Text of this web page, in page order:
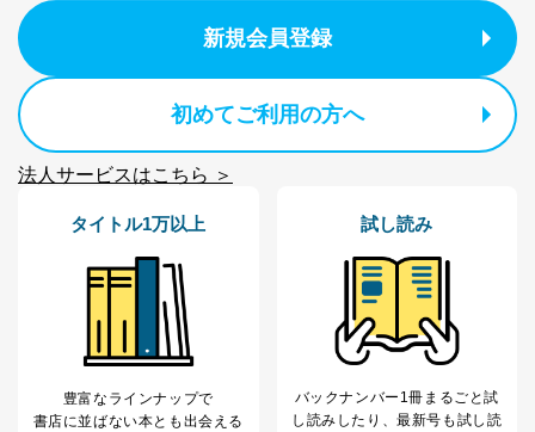
株式会社富士山マガジンサービス
個人情報の取扱いについて
当社は以下の個人情報保護管理者を設置し、個人情報保
用・提供・管理いたします。
東京都渋谷区南平台町16-11
株式会社富士山マガジンサービス
代表取締役会長 西野 伸一郎
個人情報保護管理者: 経営管理グループディレクター 前
田 嘉也
２．利用目的
新規会員登録
初めてご利用の方へ
法人サービスはこちら ＞
タイトル1万以上
豊富なラインナップで
書店に並ばない本とも出会える
試し読み
バックナンバー1冊まるごと試
し読み したり、最新号も試し読